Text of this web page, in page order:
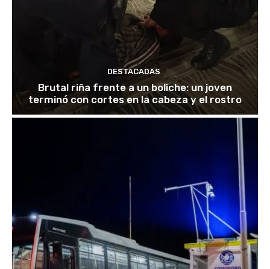
DESTACADAS
Brutal riña frente a un boliche: un joven
terminó con cortes en la cabeza y el rostro